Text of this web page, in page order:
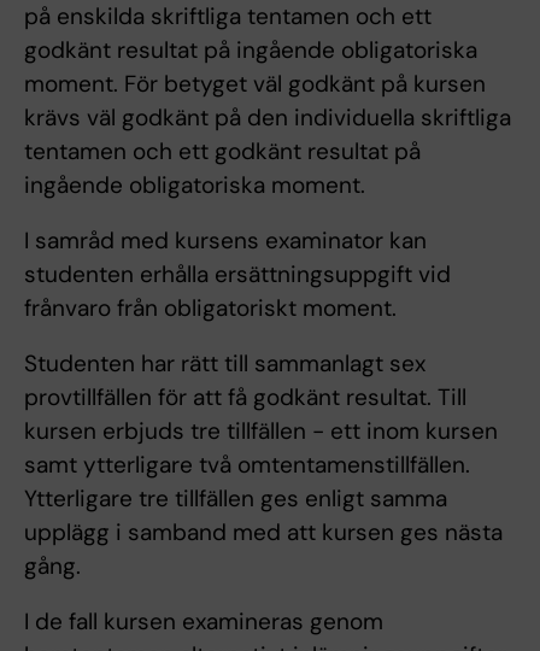
på enskilda skriftliga tentamen och ett
godkänt resultat på ingående obligatoriska
moment. För betyget väl godkänt på kursen
krävs väl godkänt på den individuella skriftliga
tentamen och ett godkänt resultat på
ingående obligatoriska moment.
I samråd med kursens examinator kan
studenten erhålla ersättningsuppgift vid
frånvaro från obligatoriskt moment.
Studenten har rätt till sammanlagt sex
provtillfällen för att få godkänt resultat. Till
kursen erbjuds tre tillfällen - ett inom kursen
samt ytterligare två omtentamenstillfällen.
Ytterligare tre tillfällen ges enligt samma
upplägg i samband med att kursen ges nästa
gång.
I de fall kursen examineras genom